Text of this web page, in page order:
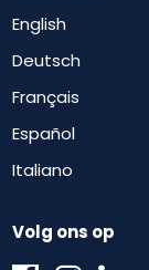
English
Deutsch
Français
Español
Italiano
Volg ons op